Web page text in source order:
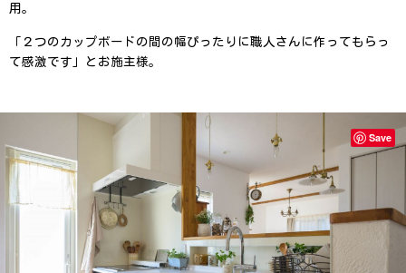
用。
「２つのカップボードの間の幅ぴったりに職人さんに作ってもらっ
て感激です」とお施主様。
Save